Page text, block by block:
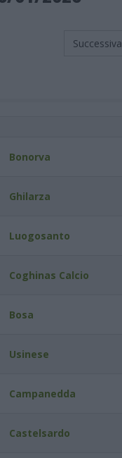
Successiva
Bonorva
Ghilarza
Luogosanto
Coghinas Calcio
Bosa
Usinese
Campanedda
Castelsardo